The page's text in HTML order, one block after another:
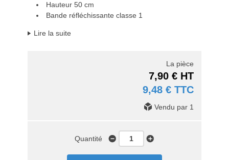
Hauteur 50 cm
Bande réfléchissante classe 1
Lire la suite
La pièce
7,90 € HT
9,48 € TTC
Vendu par 1
Quantité